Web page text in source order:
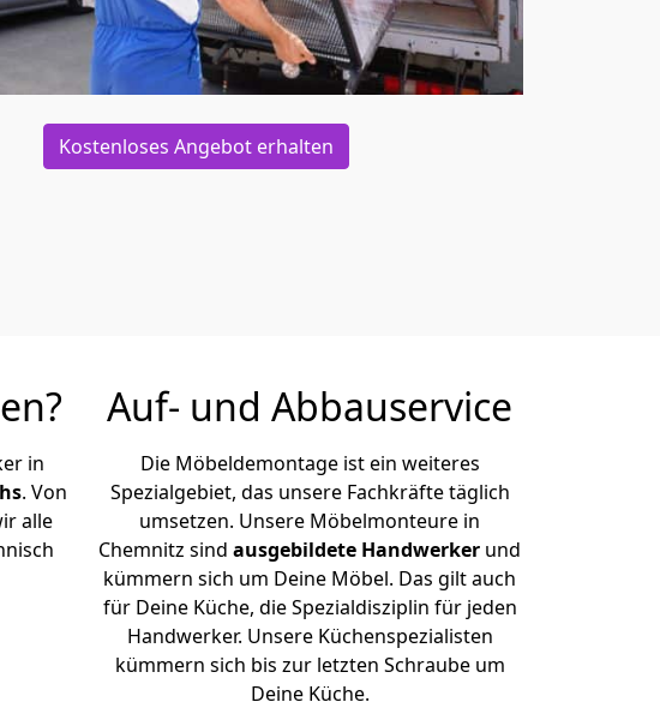
Kostenloses Angebot erhalten
in
. Von
alle
Auf- und Abbauservice
Die Möbeldemontage ist ein weiteres
Spezialgebiet, das unsere Fachkräfte täglich
umsetzen. Unsere Möbelmonteure in
Chemnitz sind ausgebildete Handwerker und
kümmern sich um Deine Möbel. Das gilt auch
für Deine Küche, die Spezialdisziplin für jeden
Handwerker. Unsere Küchenspezialisten
kümmern sich bis zur letzten Schraube um
Deine Küche.